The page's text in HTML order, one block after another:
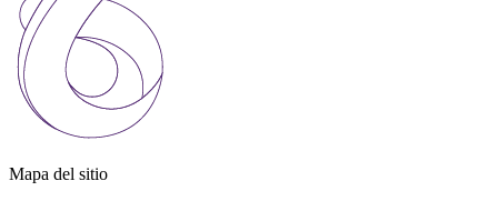
Mapa del sitio